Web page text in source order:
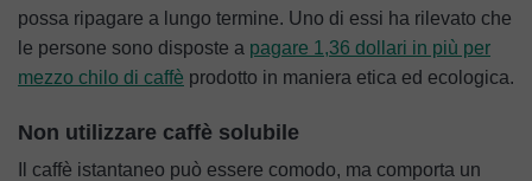
possa ripagare a lungo termine. Uno di essi ha rilevato che
le persone sono disposte a pagare 1,36 dollari in più per
mezzo chilo di caffè prodotto in maniera etica ed ecologica.
Non utilizzare caffè solubile
Il caffè istantaneo può essere comodo, ma comporta un